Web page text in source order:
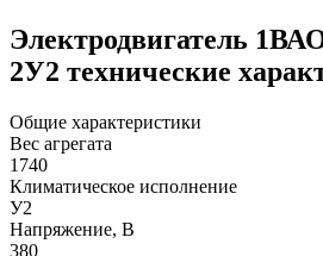
Электродвигатель
2У2 технические
Общие характеристики
Вес агрегата
1740
Климатическое исполнение
У2
Напряжение, В
380